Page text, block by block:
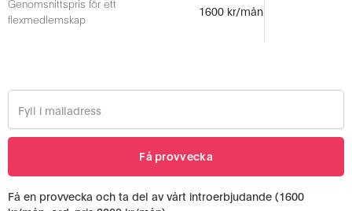
Genomsnittspris för ett
flexmedlemskap
1600 kr/mån
Få en provvecka och ta del av vårt introerbjudande (1600